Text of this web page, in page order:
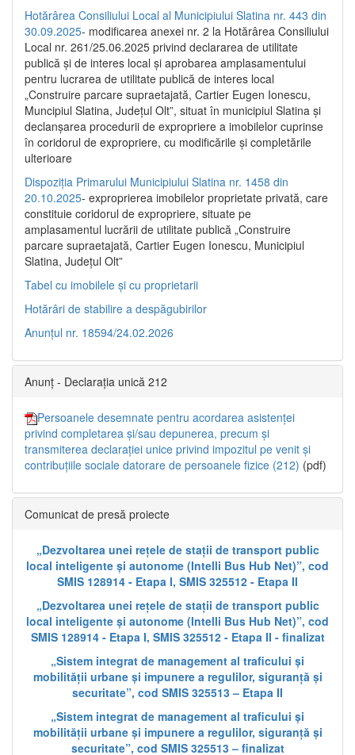
Hotărârea Consiliului Local al Municipiului Slatina nr. 443 din
30.09.2025- modificarea anexei nr. 2 la Hotărârea Consiliului
Local nr. 261/25.06.2025 privind declararea de utilitate
publică şi de interes local şi aprobarea amplasamentului
pentru lucrarea de utilitate publică de interes local
„Construire parcare supraetajată, Cartier Eugen Ionescu,
Muncipiul Slatina, Judeţul Olt”, situat în municipiul Slatina şi
declanşarea procedurii de expropriere a imobilelor cuprinse
în coridorul de expropriere, cu modificările şi completările
ulterioare
Dispoziția Primarului Municipiului Slatina nr. 1458 din
20.10.2025- exproprierea imobilelor proprietate privată, care
constituie coridorul de expropriere, situate pe
amplasamentul lucrării de utilitate publică „Construire
parcare supraetajată, Cartier Eugen Ionescu, Municipiul
Slatina, Județul Olt”
Tabel cu imobilele și cu proprietarii
Hotărâri de stabilire a despăgubirilor
Anunțul nr. 18594/24.02.2026
Anunț - Declarația unică 212
Persoanele desemnate pentru acordarea asistenței
privind completarea și/sau depunerea, precum și
transmiterea declarației unice privind impozitul pe venit și
contribuțiile sociale datorare de persoanele fizice (212) (pdf)
Comunicat de presă proiecte
„Dezvoltarea unei rețele de stații de transport public
local inteligente și autonome (Intelli Bus Hub Net)”, cod
SMIS 128914 - Etapa I, SMIS 325512 - Etapa II
„Dezvoltarea unei rețele de stații de transport public
local inteligente și autonome (Intelli Bus Hub Net)”, cod
SMIS 128914 - Etapa I, SMIS 325512 - Etapa II - finalizat
„Sistem integrat de management al traficului și
mobilității urbane și impunere a regulilor, siguranță și
securitate”, cod SMIS 325513 – Etapa II
„Sistem integrat de management al traficului și
mobilității urbane și impunere a regulilor, siguranță și
securitate”, cod SMIS 325513 – finalizat